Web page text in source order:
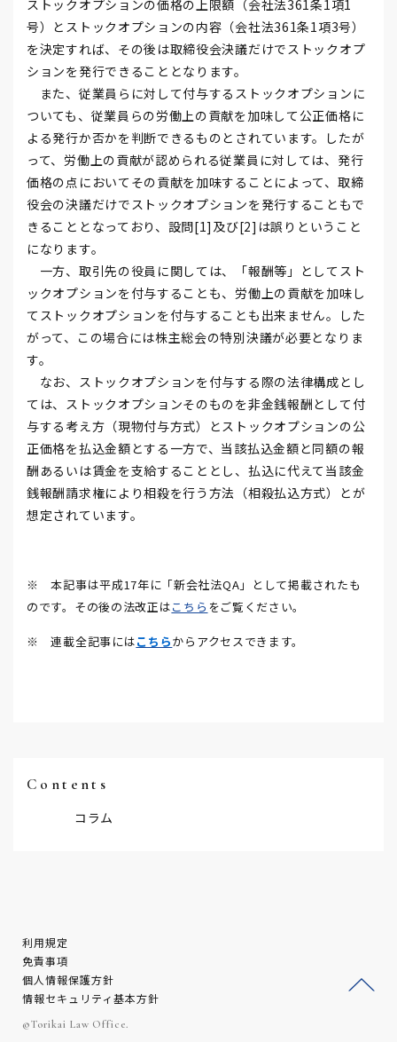
ストックオプションの価格の上限額（会社法361条1項1
号）とストックオプションの内容（会社法361条1項3号）
を決定すれば、その後は取締役会決議だけでストックオプ
ションを発行できることとなります。
また、従業員らに対して付与するストックオプションに
ついても、従業員らの労働上の貢献を加味して公正価格に
よる発行か否かを判断できるものとされています。したが
って、労働上の貢献が認められる従業員に対しては、発行
価格の点においてその貢献を加味することによって、取締
役会の決議だけでストックオプションを発行することもで
きることとなっており、設問[1]及び[2]は誤りということ
になります。
一方、取引先の役員に関しては、「報酬等」としてスト
ックオプションを付与することも、労働上の貢献を加味し
てストックオプションを付与することも出来ません。した
がって、この場合には株主総会の特別決議が必要となりま
す。
なお、ストックオプションを付与する際の法律構成とし
ては、ストックオプションそのものを非金銭報酬として付
与する考え方（現物付与方式）とストックオプションの公
正価格を払込金額とする一方で、当該払込金額と同額の報
酬あるいは賃金を支給することとし、払込に代えて当該金
銭報酬請求権により相殺を行う方法（相殺払込方式）とが
想定されています。
※ 本記事は平成17年に「新会社法QA」として掲載されたも
のです。その後の法改正はこちら をご覧ください。
※ 連載全記事にはこちらからアクセスできます。
Contents
コラム
利用規定
免責事項
個人情報保護方針
情報セキュリティ基本方針
©Torikai Law Office.